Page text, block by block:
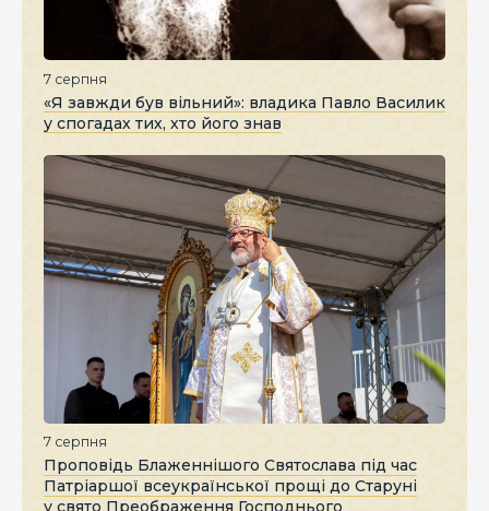
7 серпня
«Я завжди був вільний»: владика Павло Василик
у спогадах тих, хто його знав
7 серпня
Проповідь Блаженнішого Святослава під час
Патріаршої всеукраїнської прощі до Старуні
у свято Преображення Господнього